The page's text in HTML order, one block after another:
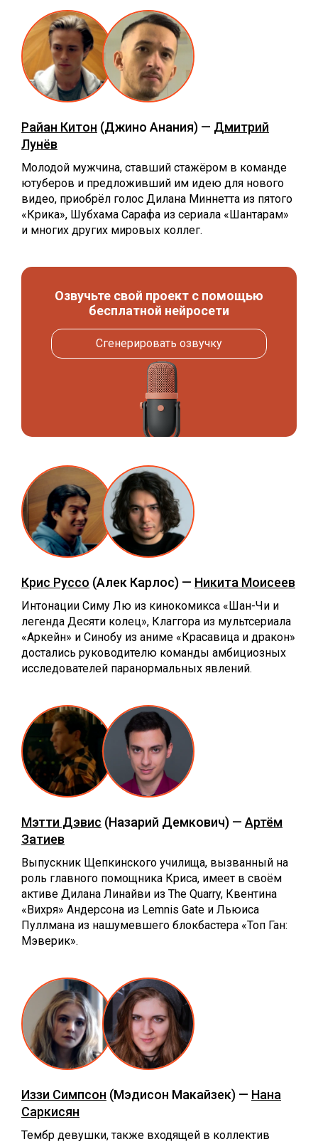
Райан Китон (Джино Анания) — Дмитрий
Лунёв
Молодой мужчина, ставший стажёром в команде
ютуберов и предложивший им идею для нового
видео, приобрёл голос Дилана Миннетта из пятого
«Крика», Шубхама Сарафа из сериала «Шантарам»
и многих других мировых коллег.
Озвучьте свой проект с помощью
бесплатной нейросети
Сгенерировать озвучку
Крис Руссо (Алек Карлос) — Никита Моисеев
Интонации Симу Лю из кинокомикса «Шан-Чи и
легенда Десяти колец», Клаггора из мультсериала
«Аркейн» и Синобу из аниме «Красавица и дракон»
достались руководителю команды амбициозных
исследователей паранормальных явлений.
Мэтти Дэвис (Назарий Демкович) — Артём
Затиев
Выпускник Щепкинского училища, вызванный на
роль главного помощника Криса, имеет в своём
активе Дилана Линайви из The Quarry, Квентина
«Вихря» Андерсона из Lemnis Gate и Льюиса
Пуллмана из нашумевшего блокбастера «Топ Ган:
Мэверик».
Иззи Симпсон (Мэдисон Макайзек) — Нана
Саркисян
Тембр девушки, также входящей в коллектив